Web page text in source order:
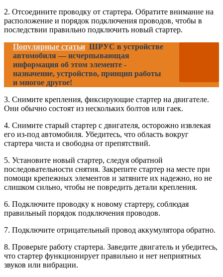
2. Отсоедините проводку от стартера. Обратите внимание на
расположение и порядок подключения проводов, чтобы в
последствии правильно подключить новый стартер.
Популярные статьи ШРУС в устройстве
автомобиля — исчерпывающая
информация об этом элементе -
назначение, устройство, принцип работы
и многое другое!
3. Снимите крепления, фиксирующие стартер на двигателе.
Они обычно состоят из нескольких болтов или гаек.
4. Снимите старый стартер с двигателя, осторожно извлекая
его из-под автомобиля. Убедитесь, что область вокруг
стартера чиста и свободна от препятствий.
5. Установите новый стартер, следуя обратной
последовательности снятия. Закрепите стартер на месте при
помощи крепежных элементов и затяните их надежно, но не
слишком сильно, чтобы не повредить детали крепления.
6. Подключите проводку к новому стартеру, соблюдая
правильный порядок подключения проводов.
7. Подключите отрицательный провод аккумулятора обратно.
8. Проверьте работу стартера. Заведите двигатель и убедитесь,
что стартер функционирует правильно и нет неприятных
звуков или вибрации.